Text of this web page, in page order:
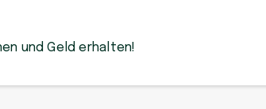
und Geld erhalten!